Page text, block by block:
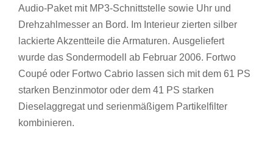
Audio-Paket mit MP3-Schnittstelle sowie Uhr und
Drehzahlmesser an Bord. Im Interieur zierten silber
lackierte Akzentteile die Armaturen. Ausgeliefert
wurde das Sondermodell ab Februar 2006. Fortwo
Coupé oder Fortwo Cabrio lassen sich mit dem 61 PS
starken Benzinmotor oder dem 41 PS starken
Dieselaggregat und serienmäßigem Partikelfilter
kombinieren.